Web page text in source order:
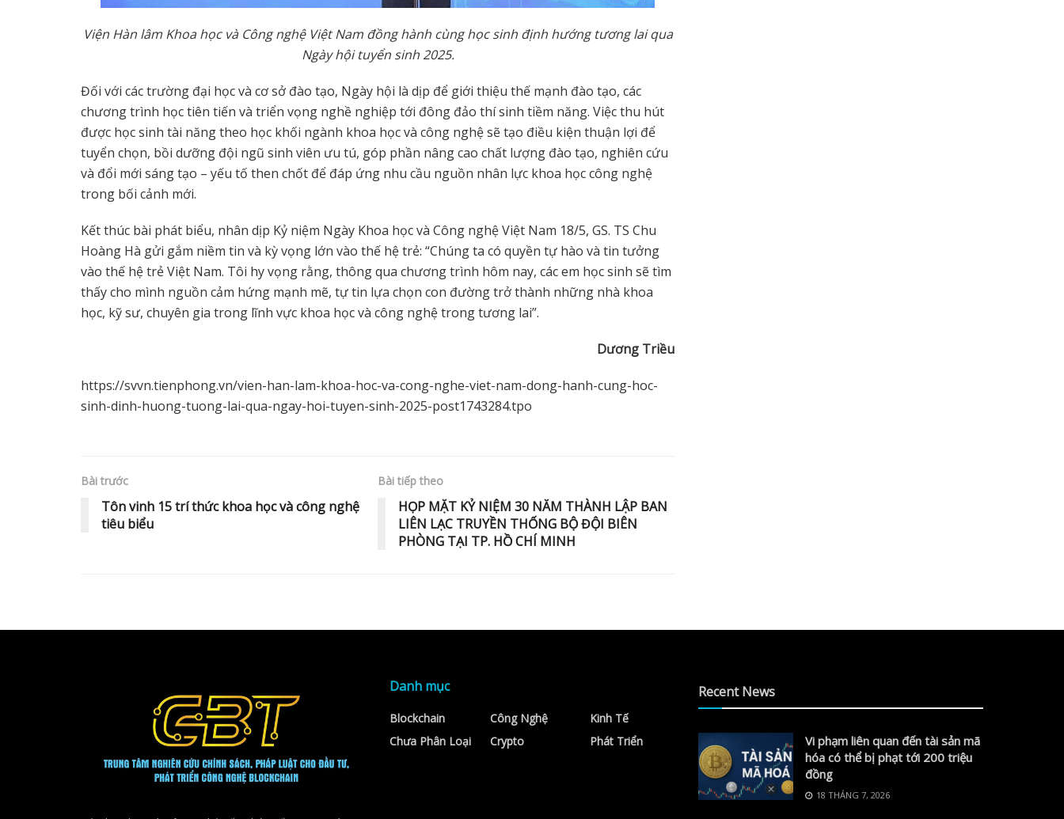
Viện Hàn lâm Khoa học và Công nghệViệt Nam đồng hành cùng học sinh định hướng tương lai qua
Ngày hội tuyển sinh 2025.
Đối với các trường đại học và cơ sở đào tạo, Ngày hội là dịp để giới thiệu thế mạnh đào tạo, các
chương trình học tiên tiến và triển vọng nghề nghiệp tới đông đảo thí sinh tiềm năng. Việc thu hút
được học sinh tài năng theo học khối ngành khoa học và công nghệ sẽ tạo điều kiện thuận lợi để
tuyển chọn, bồi dưỡng đội ngũ sinh viên ưu tú, góp phần nâng cao chất lượng đào tạo, nghiên cứu
và đổi mới sáng tạo – yếu tố then chốt để đáp ứng nhu cầu nguồn nhân lực khoa học công nghệ
trong bối cảnh mới.
Kết thúc bài phát biểu, nhân dịp Kỷ niệm Ngày Khoa học và Công nghệ Việt Nam 18/5, GS. TS Chu
Hoàng Hà gửi gắm niềm tin và kỳ vọng lớn vào thế hệ trẻ: “Chúng ta có quyền tự hào và tin tưởng
vào thế hệ trẻ Việt Nam. Tôi hy vọng rằng, thông qua chương trình hôm nay, các em học sinh sẽ tìm
thấy cho mình nguồn cảm hứng mạnh mẽ, tự tin lựa chọn con đường trở thành những nhà khoa
học, kỹ sư, chuyên gia trong lĩnh vực khoa học và công nghệ trong tương lai”.
Dương Triều
https://svvn.tienphong.vn/vien-han-lam-khoa-hoc-va-cong-nghe-viet-nam-dong-hanh-cung-hoc-
sinh-dinh-huong-tuong-lai-qua-ngay-hoi-tuyen-sinh-2025-post1743284.tpo
Bài trước
Tôn vinh 15 trí thức khoa học và công nghệ
tiêu biểu
Bài tiếp theo
HỌP MẶT KỶ NIỆM 30 NĂM THÀNH LẬP BAN
LIÊN LẠC TRUYỀN THỐNG BỘ ĐỘI BIÊN
PHÒNG TẠI TP. HỒ CHÍ MINH
Danh mục
Blockchain
Chưa Phân Loại
Công Nghệ
Crypto
Kinh Tế
Phát Triển
Recent News
Vi phạm liên quan đến tài sản mã
hóa có thể bị phạt tới 200 triệu
đồng
18 THÁNG 7, 2026